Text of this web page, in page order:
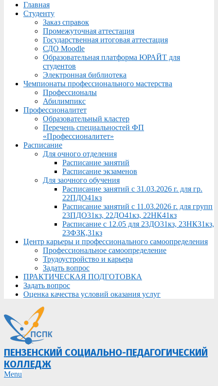
Menu
Главная
Студенту
Заказ справок
Промежуточная аттестация
Государственная итоговая аттестация
СДО Moodle
Образовательная платформа ЮРАЙТ для
студентов
Электронная библиотека
Чемпионаты профессионального мастерства
Профессионалы
Абилимпикс
Профессионалитет
Образовательный кластер
Перечень специальностей ФП
«Профессионалитет»
Расписание
Для очного отделения
Расписание занятий
Расписание экзаменов
Для заочного обучения
Расписание занятий с 31.03.2026 г. для гр.
22ПДО41кз
Расписание занятий с 11.03.2026 г. для групп
23ПДО31кз, 22ДО41кз, 22НК41кз
Расписание с 12.05 для 23ДО31кз, 23НК31кз,
23ФЗК,31кз
Центр карьеры и профессионального самоопределения
Профессиональное самоопределение
Трудоустройство и карьера
Задать вопрос
ПРАКТИЧЕСКАЯ ПОДГОТОВКА
Задать вопрос
Оценка качества условий оказания услуг
ПЕНЗЕНСКИЙ СОЦИАЛЬНО-ПЕДАГОГИЧЕСКИЙ
КОЛЛЕДЖ
Primary
Menu